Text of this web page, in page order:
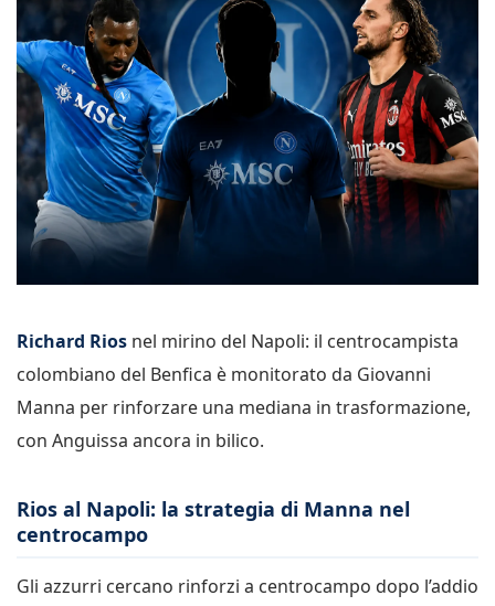
Richard Rios nel mirino del Napoli: il centrocampista
colombiano del Benfica è monitorato da Giovanni
Manna per rinforzare una mediana in trasformazione,
con Anguissa ancora in bilico.
Rios al Napoli: la strategia di Manna nel
centrocampo
Gli azzurri cercano rinforzi a centrocampo dopo l’addio